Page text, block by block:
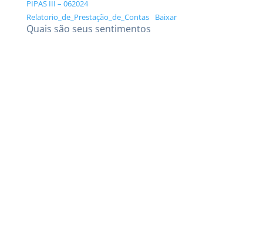
PIPAS III – 062024
Relatorio_de_Prestação_de_Contas
Baixar
Quais são seus sentimentos